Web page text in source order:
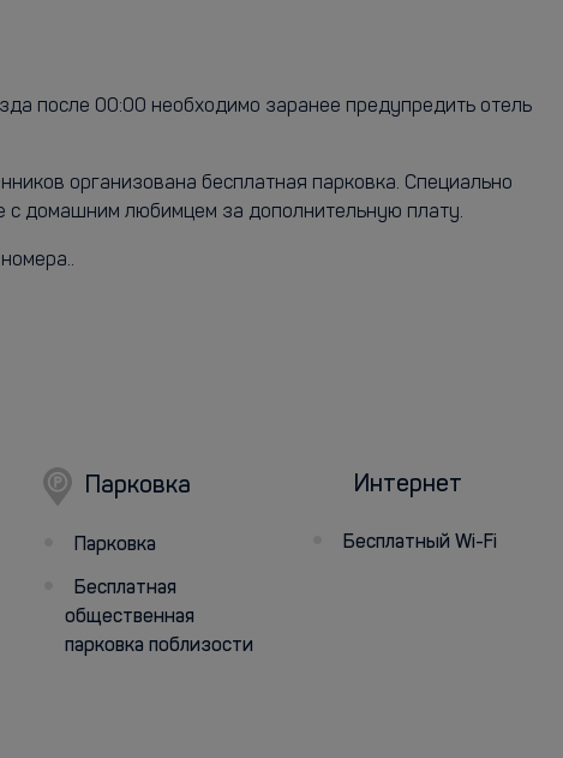
после 00:00 необходимо заранее предупредить отель
организована бесплатная парковка. Специально
с домашним любимцем за дополнительную плату.
Парковка
Парковка
Бесплатная
общественная
парковка поблизости
Интернет
Бесплатный Wi-Fi